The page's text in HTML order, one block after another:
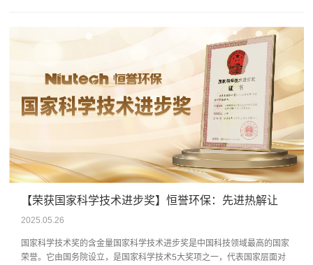
【荣获国家科学技术进步奖】恒誉环保：先进热解让
“低值废塑料”成为“城市新矿产”！
2025.05.26
国家科学技术奖的含金量国家科学技术进步奖是中国科技领域最高的国家
荣誉。它由国务院设立，是国家科学技术5大奖项之一，代表国家层面对